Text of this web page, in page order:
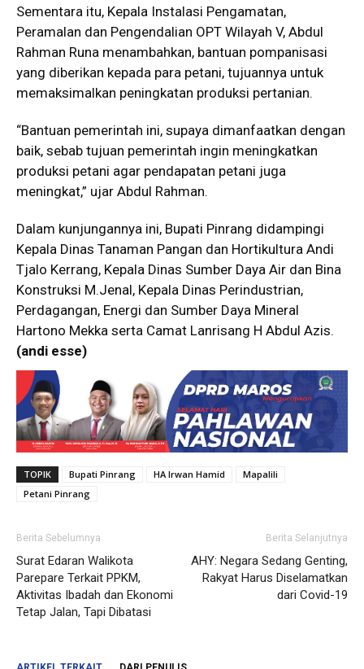
Sementara itu, Kepala Instalasi Pengamatan,
Peramalan dan Pengendalian OPT Wilayah V, Abdul
Rahman Runa menambahkan, bantuan pompanisasi
yang diberikan kepada para petani, tujuannya untuk
memaksimalkan peningkatan produksi pertanian.
“Bantuan pemerintah ini, supaya dimanfaatkan dengan
baik, sebab tujuan pemerintah ingin meningkatkan
produksi petani agar pendapatan petani juga
meningkat,” ujar Abdul Rahman.
Dalam kunjungannya ini, Bupati Pinrang didampingi
Kepala Dinas Tanaman Pangan dan Hortikultura Andi
Tjalo Kerrang, Kepala Dinas Sumber Daya Air dan Bina
Konstruksi M.Jenal, Kepala Dinas Perindustrian,
Perdagangan, Energi dan Sumber Daya Mineral
Hartono Mekka serta Camat Lanrisang H Abdul Azis.
(andi esse)
TOPIK Bupati Pinrang HA Irwan Hamid
Mapalili
Petani Pinrang
Berita Sebelumnya
Surat Edaran Walikota
Parepare Terkait PPKM,
Aktivitas Ibadah dan Ekonomi
Tetap Jalan, Tapi Dibatasi
Berita Selanjutnya
AHY: Negara Sedang Genting,
Rakyat Harus Diselamatkan
dari Covid-19